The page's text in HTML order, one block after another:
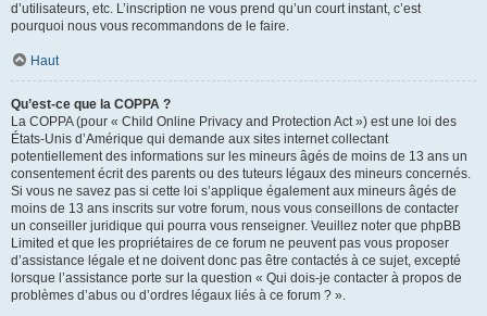
d’utilisateurs, etc. L’inscription ne vous prend qu’un court instant, c’est
pourquoi nous vous recommandons de le faire.
Haut
Qu’est-ce que la COPPA ?
La COPPA (pour « Child Online Privacy and Protection Act ») est une loi des
États-Unis d’Amérique qui demande aux sites internet collectant
potentiellement des informations sur les mineurs âgés de moins de 13 ans un
consentement écrit des parents ou des tuteurs légaux des mineurs concernés.
Si vous ne savez pas si cette loi s’applique également aux mineurs âgés de
moins de 13 ans inscrits sur votre forum, nous vous conseillons de contacter
un conseiller juridique qui pourra vous renseigner. Veuillez noter que phpBB
Limited et que les propriétaires de ce forum ne peuvent pas vous proposer
d’assistance légale et ne doivent donc pas être contactés à ce sujet, excepté
lorsque l’assistance porte sur la question « Qui dois-je contacter à propos de
problèmes d’abus ou d’ordres légaux liés à ce forum ? ».